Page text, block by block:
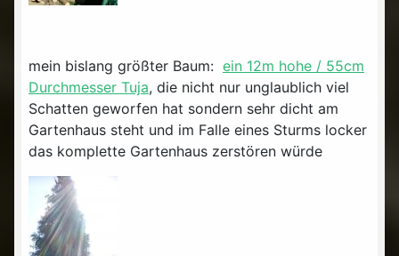
mein bislang größter Baum: ein 12m hohe / 55cm
Durchmesser Tuja, die nicht nur unglaublich viel
Schatten geworfen hat sondern sehr dicht am
Gartenhaus steht und im Falle eines Sturms locker
das komplette Gartenhaus zerstören würde